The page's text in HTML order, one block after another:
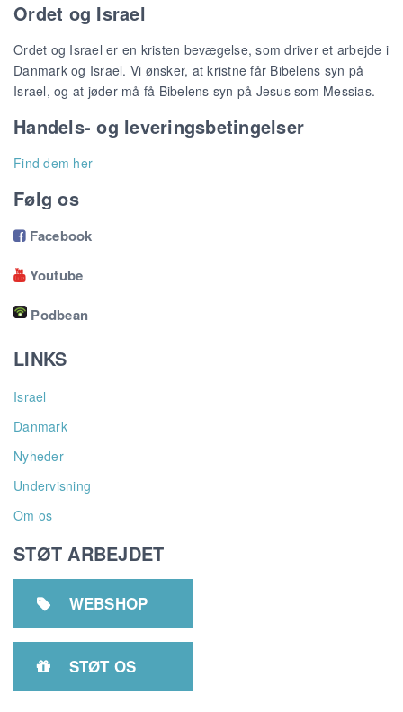
Ordet og Israel
Ordet og Israel er en kristen bevægelse, som driver et arbejde i
Danmark og Israel. Vi ønsker, at kristne får Bibelens syn på
Israel, og at jøder må få Bibelens syn på Jesus som Messias.
Handels- og leveringsbetingelser
Find dem her
Følg os
Facebook
Youtube
Podbean
LINKS
Israel
Danmark
Nyheder
Undervisning
Om os
STØT ARBEJDET
 WEBSHOP
 STØT OS